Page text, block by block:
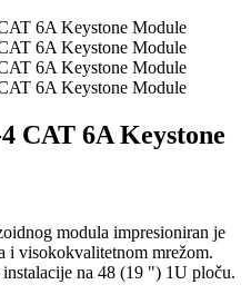
CAT 6A Keystone
modula impresioniran je
i visokokvalitetnom mrežom.
na 48 (19 ") 1U ploču.